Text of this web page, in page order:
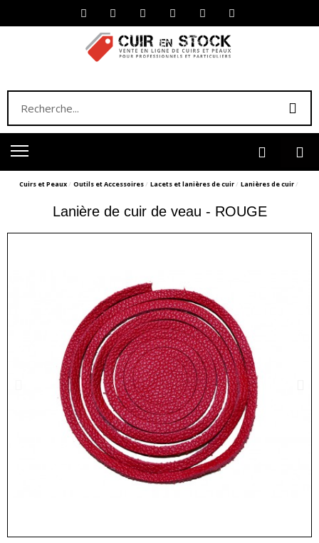
Cuirs et Peaux Outils et Accessoires Lacets et lanières de cuir Lanières de cuir
Lanière de cuir de veau - ROUGE